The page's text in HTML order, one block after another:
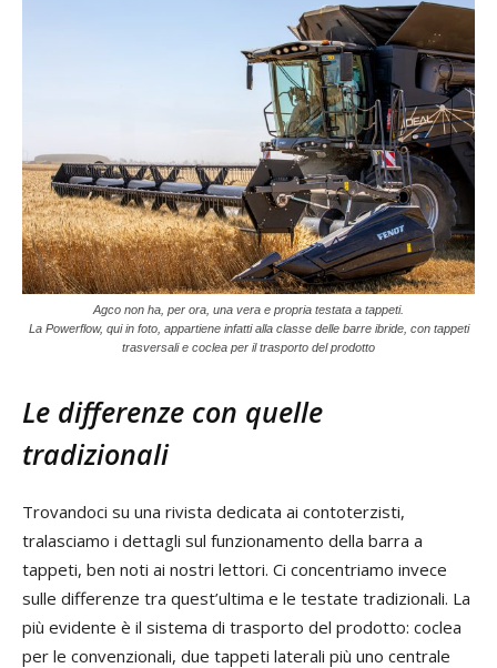
Agco non ha, per ora, una vera e propria testata a tappeti.
La Powerflow, qui in foto, appartiene infatti alla classe delle barre ibride, con tappeti
trasversali e coclea per il trasporto del prodotto
Le differenze con quelle
tradizionali
Trovandoci su una rivista dedicata ai contoterzisti,
tralasciamo i dettagli sul funzionamento della barra a
tappeti, ben noti ai nostri lettori. Ci concentriamo invece
sulle differenze tra quest’ultima e le testate tradizionali. La
più evidente è il sistema di trasporto del prodotto: coclea
per le convenzionali, due tappeti laterali più uno centrale